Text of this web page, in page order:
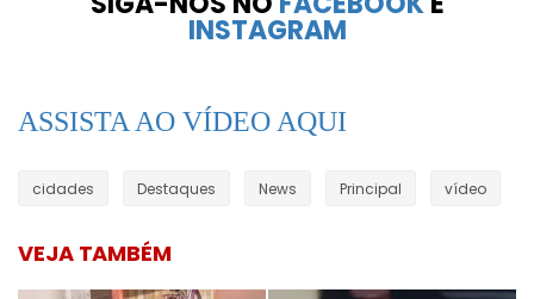
INSTAGRAM
ASSISTA AO VÍDEO AQUI
cidades Destaques News Principal vídeo
VEJA TAMBÉM